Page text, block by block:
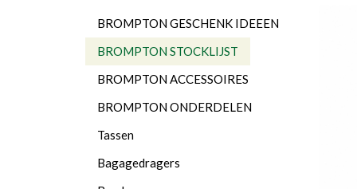
Categorieën
BROMPTON GESCHENK IDEEEN
BROMPTON STOCKLIJST
BROMPTON ACCESSOIRES
BROMPTON ONDERDELEN
Tassen
Bagagedragers